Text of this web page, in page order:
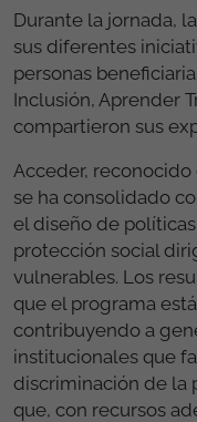
Durante la jornada,
sus diferentes
personas
Inclusión, Aprender
compartieron sus
Acceder,
se ha consolidado
el diseño de
protección social
vulnerables. Los
que el programa
contribuyendo a
institucionales que
discriminación de la
que, con recursos